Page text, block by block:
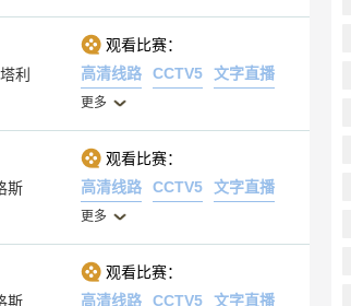
利
观看比赛：
高清线路
CCTV5 文字直播
更多
斯
观看比赛：
高清线路
CCTV5 文字直播
更多
斯
观看比赛：
高清线路
CCTV5 文字直播